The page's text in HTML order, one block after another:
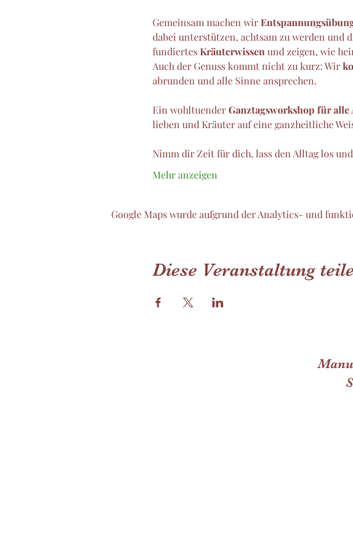
Gemeinsam machen wir
dabei unterstützen, achtsam zu werden
fundiertes Kräuterwissen und zeigen, wie
Auch der Genuss kommt nicht zu kurz: Wir
abrunden und alle Sinne ansprechen.
Ein wohltuender Ganztagsworkshop für
lieben und Kräuter auf eine ganzheitliche
Nimm dir Zeit für dich, lass den Alltag los
Mehr anzeigen
Google Maps wurde aufgrund der Analytics- und
Diese Veranstaltung